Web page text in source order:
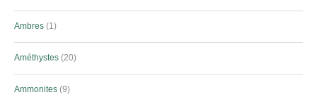
Ambres 1
Améthystes 20
Ammonites 9